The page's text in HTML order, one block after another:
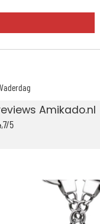
Vaderdag
Amikado.nl
5